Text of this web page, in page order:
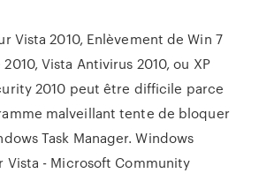
Vista 2010, Enlèvement de Win 7
Vista Antivirus 2010, ou XP
2010 peut être difficile parce
malveillant tente de bloquer
Task Manager. Windows
Vista - Microsoft Community